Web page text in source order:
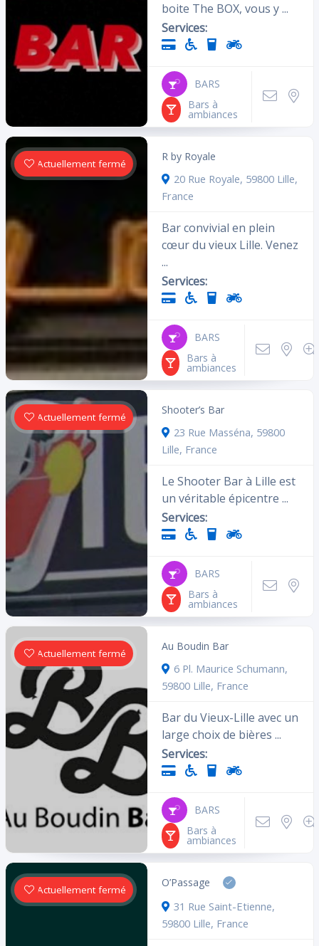
boite The BOX, vous y ...
Services:
BARS
Bars à
ambiances
Actuellement fermé
R by Royale
20 Rue Royale, 59800 Lille,
France
Bar convivial en plein
cœur du vieux Lille. Venez
...
Services:
BARS
Bars à
ambiances
Actuellement fermé
Shooter’s Bar
23 Rue Masséna, 59800
Lille, France
Le Shooter Bar à Lille est
un véritable épicentre ...
Services:
BARS
Bars à
ambiances
Actuellement fermé
Au Boudin Bar
6 Pl. Maurice Schumann,
59800 Lille, France
Bar du Vieux-Lille avec un
large choix de bières ...
Services:
BARS
Bars à
ambiances
Actuellement fermé
O’Passage
31 Rue Saint-Etienne,
59800 Lille, France